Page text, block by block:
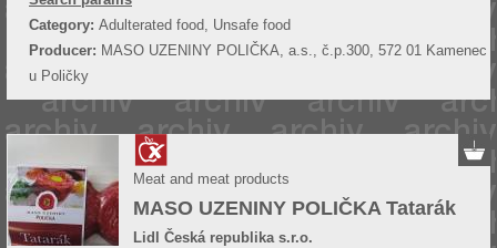
Category: Adulterated food, Unsafe food
Producer: MASO UZENINY POLIČKA, a.s., č.p.300, 572 01 Kamenec
u Poličky
Meat and meat products
MASO UZENINY POLIČKA Tatarák
Lidl Česká republika s.r.o.